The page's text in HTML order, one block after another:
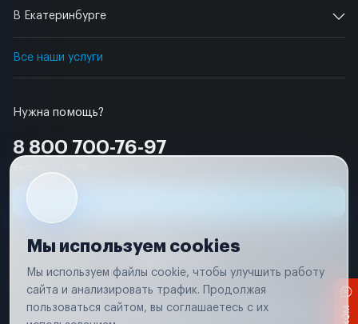
Нужна помощь?
8 800 700-76-97
В Екатеринбурге
Все наши услуги
Условия использования
Удаление аккаунта
Вся информация, представленная на сайте, носит исключительно
Мы используем cookies
Мы используем файлы cookie, чтобы улучшить работу
сайта и анализировать трафик. Продолжая
пользоваться сайтом, вы соглашаетесь с их